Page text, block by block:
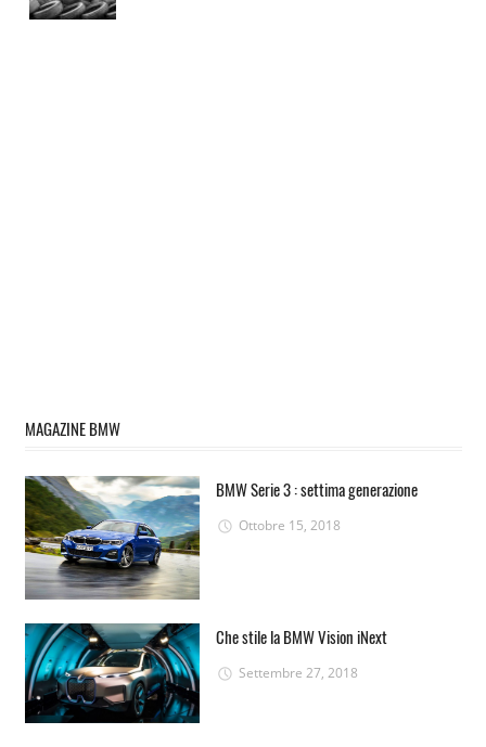
MAGAZINE BMW
BMW Serie 3 : settima generazione
Ottobre 15, 2018
Che stile la BMW Vision iNext
Settembre 27, 2018